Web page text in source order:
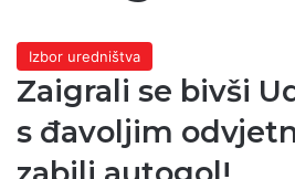
Izbor uredništva
Zaigrali se bivši
s đavoljim